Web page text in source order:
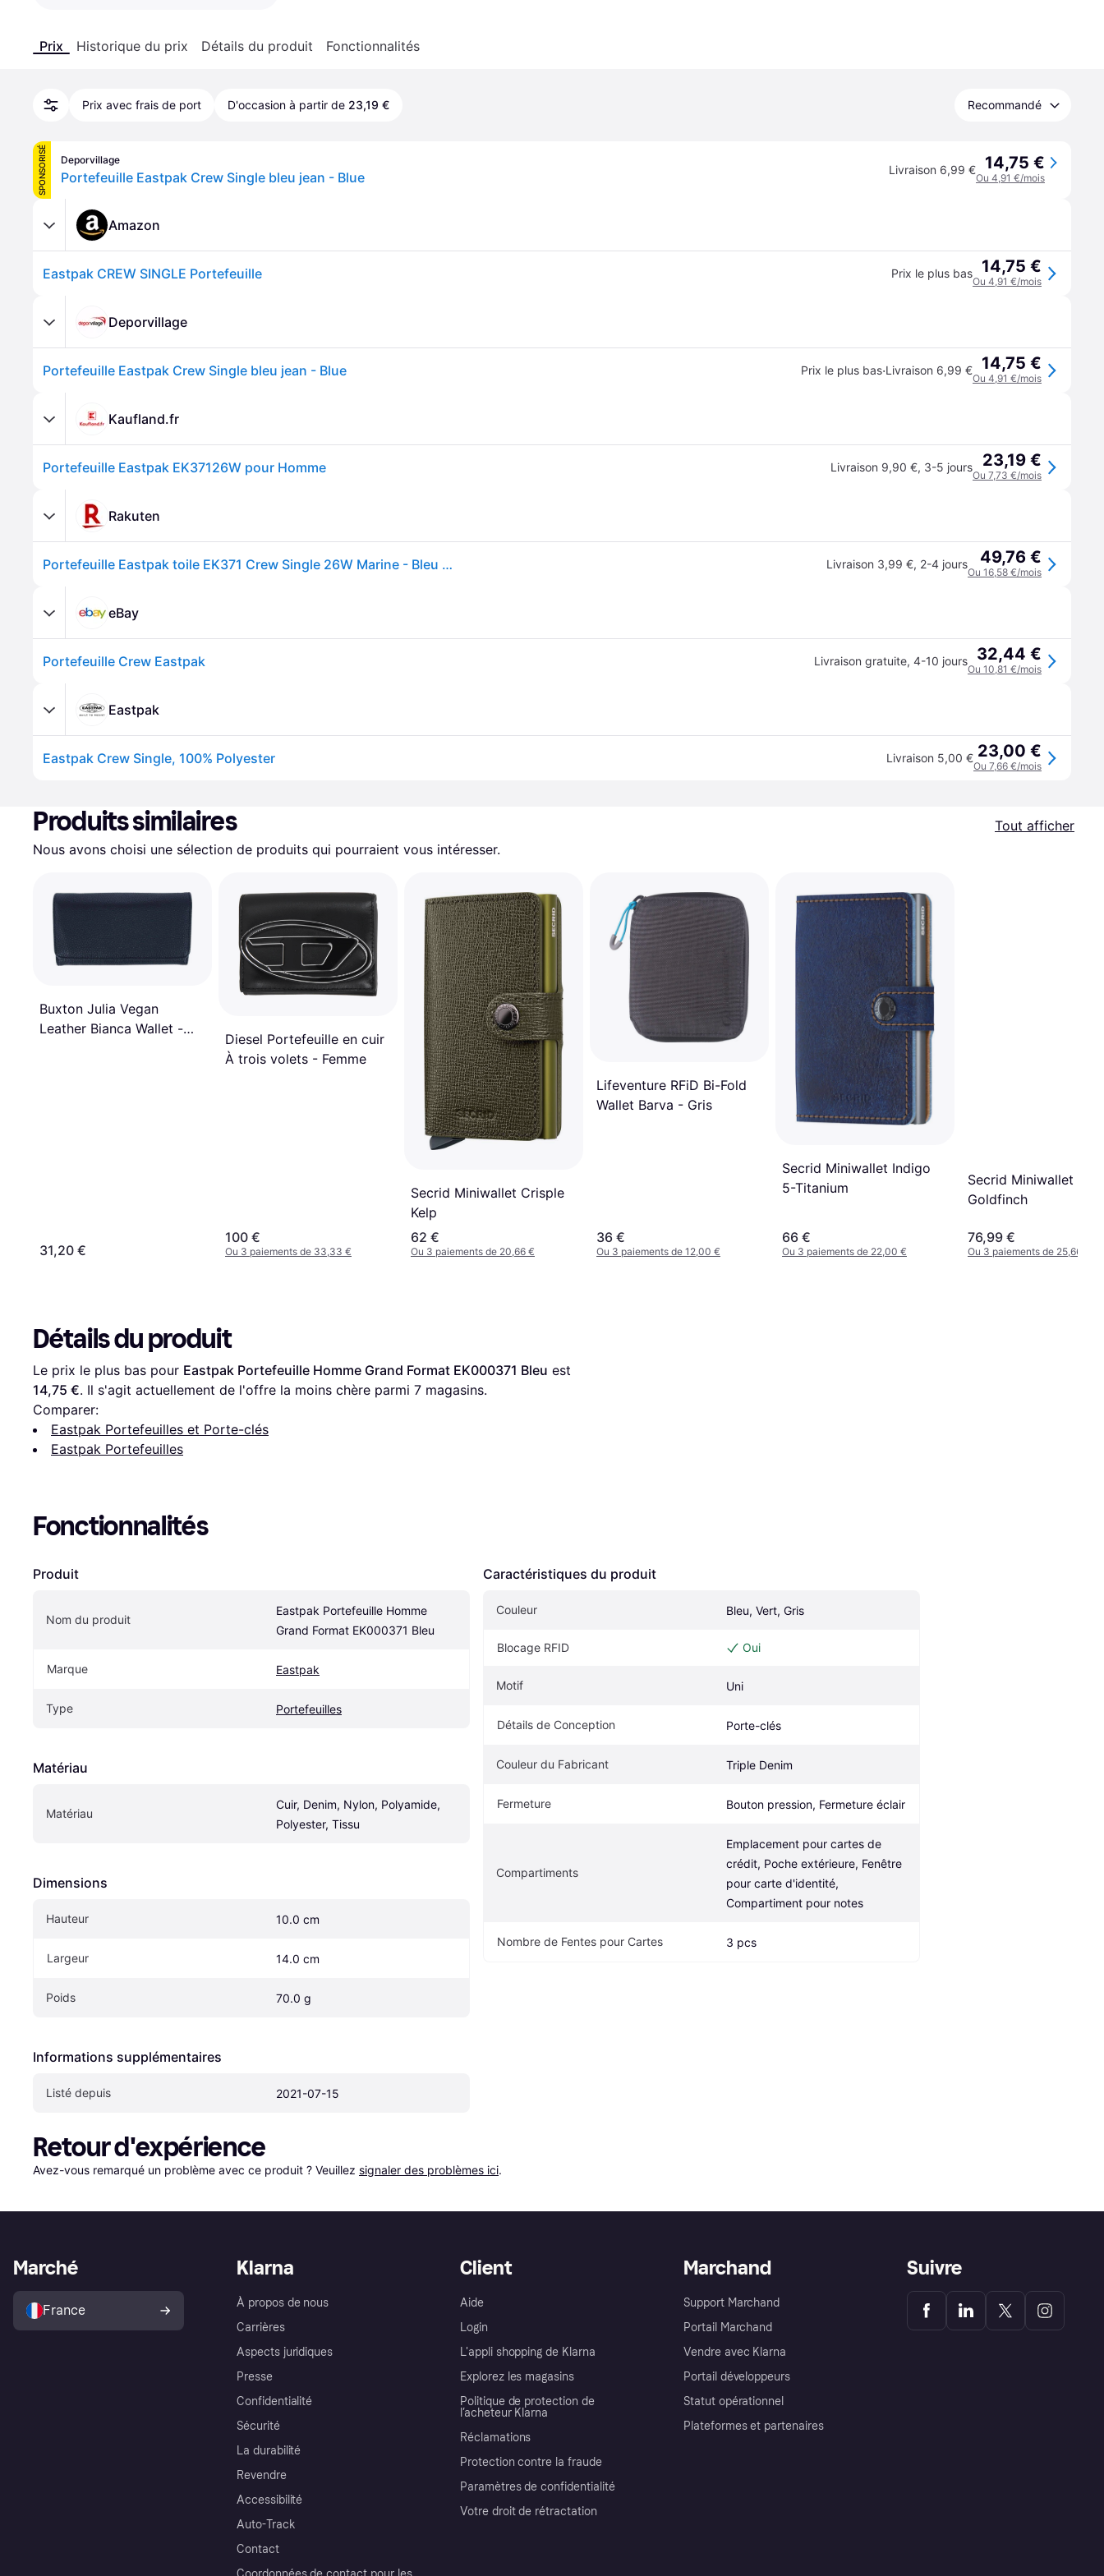
Prix Historique du prix Détails du produit Fonctionnalités
Prix avec frais de port D'occasion à partir de 23,19 € Recommandé
SPONSORISÉ Deporvillage
Portefeuille Eastpak Crew Single bleu jean - Blue Livraison 6,99 € 14,75 €
Ou 4,91 €/mois
Amazon
Eastpak CREW SINGLE Portefeuille Prix le plus bas 14,75 €
Ou 4,91 €/mois
Deporvillage
Portefeuille Eastpak Crew Single bleu jean - Blue Prix le plus bas·Livraison 6,99 € 14,75 €
Ou 4,91 €/mois
Kaufland.fr
Portefeuille Eastpak EK37126W pour Homme Livraison 9,90 €, 3-5 jours 23,19 €
Ou 7,73 €/mois
Rakuten
Portefeuille Eastpak toile EK371 Crew Single 26W Marine - Bleu marine Livraison 3,99 €, 2-4 jours 49,76 €
Ou 16,58 €/mois
eBay
Portefeuille Crew Eastpak Livraison gratuite, 4-10 jours 32,44 €
Ou 10,81 €/mois
Eastpak
Eastpak Crew Single, 100% Polyester Livraison 5,00 € 23,00 €
Ou 7,66 €/mois
Produits similaires
Tout afficher
Nous avons choisi une sélection de produits qui pourraient vous intéresser.
Buxton Julia Vegan
Leather Bianca Wallet -
31,20 €
Diesel Portefeuille en cuir
À trois volets - Femme
100 €
Ou 3 paiements de 33,33 €
Secrid Miniwallet Crisple
Kelp
62 €
Ou 3 paiements de 20,66 €
Lifeventure RFiD Bi-Fold
Wallet Barva - Gris
36 €
Ou 3 paiements de 12,00 €
Secrid Miniwallet Indigo
5-Titanium
66 €
Ou 3 paiements de 22,00 €
Secrid Miniwallet x
Goldfinch
76,99 €
Ou 3 paiements de 25,66 €
Détails du produit
Le prix le plus bas pour Eastpak Portefeuille Homme Grand Format EK000371 Bleu
14,75 €. Il s'agit actuellement de l'offre la moins chère parmi 7 magasins.
Comparer:
Eastpak Portefeuilles et Porte-clés
Eastpak Portefeuilles
Fonctionnalités
Produit
Nom du produit
Eastpak Portefeuille Homme
Grand Format EK000371 Bleu
Marque Eastpak
Type Portefeuilles
Matériau
Matériau
Cuir, Denim, Nylon, Polyamide,
Polyester, Tissu
Dimensions
Hauteur 10.0 cm
Largeur 14.0 cm
Poids 70.0 g
Informations supplémentaires
Listé depuis 2021-07-15
Caractéristiques du produit
Couleur Bleu, Vert, Gris
Blocage RFID Oui
Motif Uni
Détails de Conception Porte-clés
Couleur du Fabricant Triple Denim
Fermeture Bouton pression, Fermeture éclair
Compartiments
Emplacement pour cartes de
crédit, Poche extérieure, Fenêtre
pour carte d'identité,
Compartiment pour notes
Nombre de Fentes pour Cartes 3 pcs
Retour d'expérience
Avez-vous remarqué un problème avec ce produit ? Veuillez signaler des problèmes ici.
Klarna
À propos de nous
Carrières
Aspects juridiques
Presse
Confidentialité
Sécurité
La durabilité
Revendre
Accessibilité
Auto-Track
Contact
Client
Aide
Login
L'appli shopping de Klarna
Explorez les magasins
Politique de protection de
l’acheteur Klarna
Réclamations
Protection contre la fraude
Paramètres de confidentialité
Votre droit de rétractation
Marchand
Support Marchand
Portail Marchand
Vendre avec Klarna
Portail développeurs
Statut opérationnel
Plateformes et partenaires
Marché
France
Suivre